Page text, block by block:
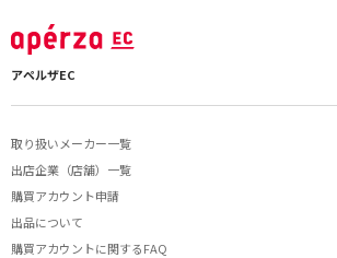
アペルザEC
取り扱いメーカー一覧
出店企業（店舗）一覧
購買アカウント申請
出品について
購買アカウントに関するFAQ